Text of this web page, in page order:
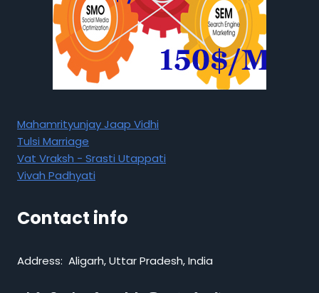
Mahamrityunjay Jaap Vidhi
Tulsi Marriage
Vat Vraksh - Srasti Utappati
Vivah Padhyati
Contact info
Address: Aligarh, Uttar Pradesh, India